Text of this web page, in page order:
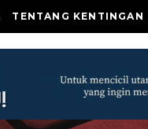
TENTANG KENTINGAN